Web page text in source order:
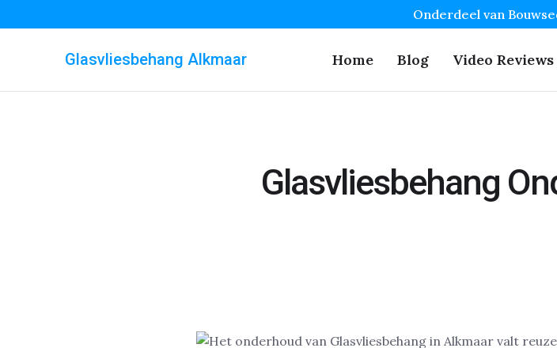
Onderdeel van
Glasvliesbehang Alkmaar Home Blog Video Reviews
Glasvliesbehang